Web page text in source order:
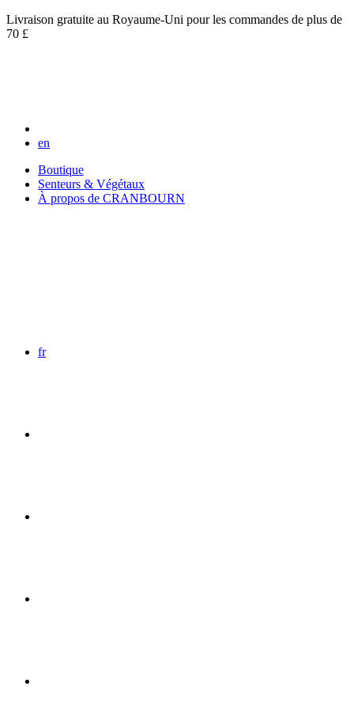
Livraison gratuite au Royaume-Uni pour les commandes de plus de
70 £
en
Boutique
Senteurs & Végétaux
À propos de CRANBOURN
fr